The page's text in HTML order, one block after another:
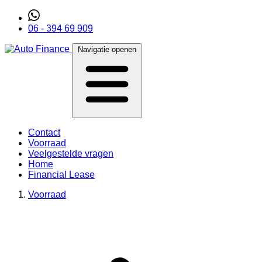
06 - 394 69 909
Navigatie openen
Contact
Voorraad
Veelgestelde vragen
Home
Financial Lease
Voorraad